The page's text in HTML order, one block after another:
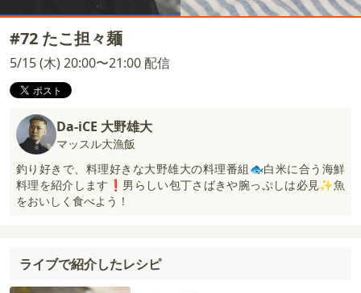
#72 たこ担々麺
5/15 (木) 20:00〜21:00 配信
Da-iCE 大野雄大
マッスル大漁飯
釣り好きで、料理好きな大野雄大の料理番組🐟白米に合う海鮮
料理を紹介します❗️男らしい包丁さばきや腕っぷしは必見✨魚
をおいしく食べよう！
ライブで紹介したレシピ